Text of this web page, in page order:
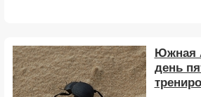
Южная
день